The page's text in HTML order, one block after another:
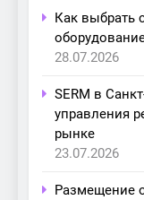
Как выбрать
28.07.2026
SERM в
управления
рынке
23.07.2026
Размещение